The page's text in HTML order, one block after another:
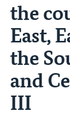
the
East,
the
and
III